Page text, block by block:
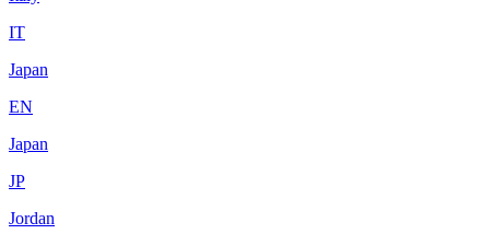
IT
Japan
EN
Japan
JP
Jordan